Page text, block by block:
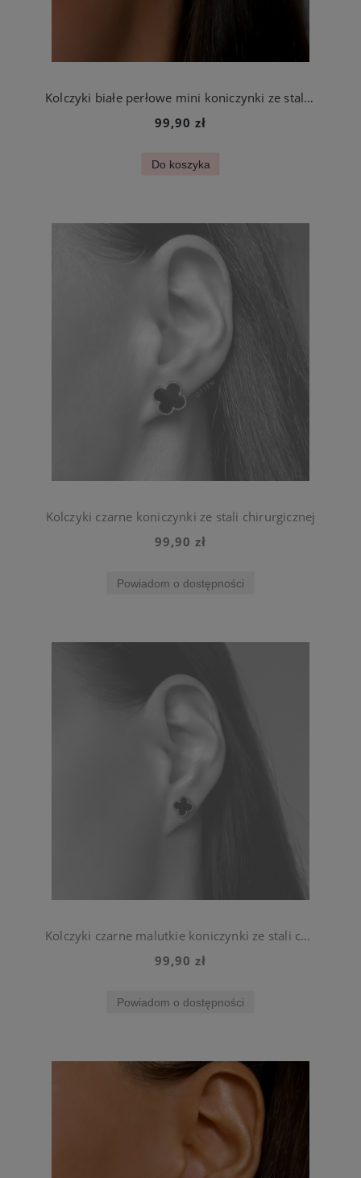
Kolczyki białe perłowe mini koniczynki ze stali szlachetnej
99,90 zł
Do koszyka
Kolczyki czarne koniczynki ze stali chirurgicznej
99,90 zł
Powiadom o dostępności
Kolczyki czarne malutkie koniczynki ze stali chirurgicznej
99,90 zł
Powiadom o dostępności